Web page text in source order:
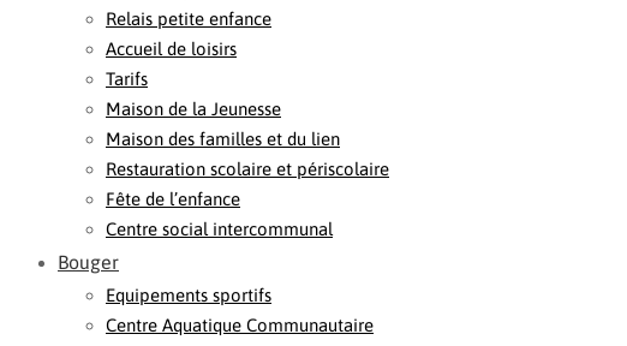
Relais petite enfance
Accueil de loisirs
Tarifs
Maison de la Jeunesse
Maison des familles et du lien
Restauration scolaire et périscolaire
Fête de l’enfance
Centre social intercommunal
Bouger
Equipements sportifs
Centre Aquatique Communautaire